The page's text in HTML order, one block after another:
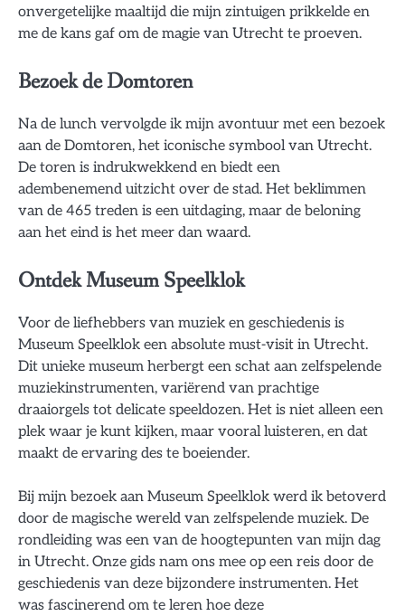
onvergetelijke maaltijd die mijn zintuigen prikkelde en
me de kans gaf om de magie van Utrecht te proeven.
Bezoek de Domtoren
Na de lunch vervolgde ik mijn avontuur met een bezoek
aan de Domtoren, het iconische symbool van Utrecht.
De toren is indrukwekkend en biedt een
adembenemend uitzicht over de stad. Het beklimmen
van de 465 treden is een uitdaging, maar de beloning
aan het eind is het meer dan waard.
Ontdek Museum Speelklok
Voor de liefhebbers van muziek en geschiedenis is
Museum Speelklok een absolute must-visit in Utrecht.
Dit unieke museum herbergt een schat aan zelfspelende
muziekinstrumenten, variërend van prachtige
draaiorgels tot delicate speeldozen. Het is niet alleen een
plek waar je kunt kijken, maar vooral luisteren, en dat
maakt de ervaring des te boeiender.
Bij mijn bezoek aan Museum Speelklok werd ik betoverd
door de magische wereld van zelfspelende muziek. De
rondleiding was een van de hoogtepunten van mijn dag
in Utrecht. Onze gids nam ons mee op een reis door de
geschiedenis van deze bijzondere instrumenten. Het
was fascinerend om te leren hoe deze